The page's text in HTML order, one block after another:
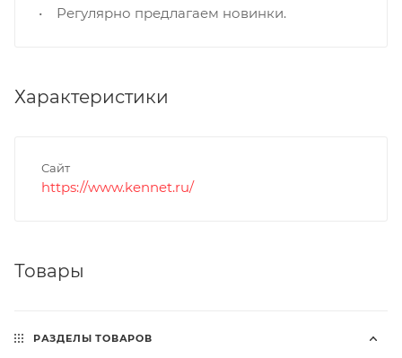
• Регулярно предлагаем новинки.
Характеристики
Сайт
https://www.kennet.ru/
Товары
РАЗДЕЛЫ ТОВАРОВ